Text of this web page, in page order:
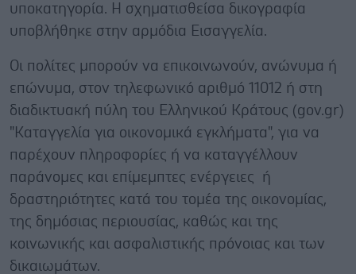
υποκατηγορία. Η σχηματισθείσα δικογραφία
υποβλήθηκε στην αρμόδια Εισαγγελία.
Οι πολίτες μπορούν να επικοινωνούν, ανώνυμα ή
επώνυμα, στον τηλεφωνικό αριθμό 11012 ή στη
διαδικτυακή πύλη του Ελληνικού Κράτους (gov.gr)
"Καταγγελία για οικονομικά εγκλήματα", για να
παρέχουν πληροφορίες ή να καταγγέλλουν
παράνομες και επίμεμπτες ενέργειες ή
δραστηριότητες κατά του τομέα της οικονομίας,
της δημόσιας περιουσίας, καθώς και της
κοινωνικής και ασφαλιστικής πρόνοιας και των
δικαιωμάτων.